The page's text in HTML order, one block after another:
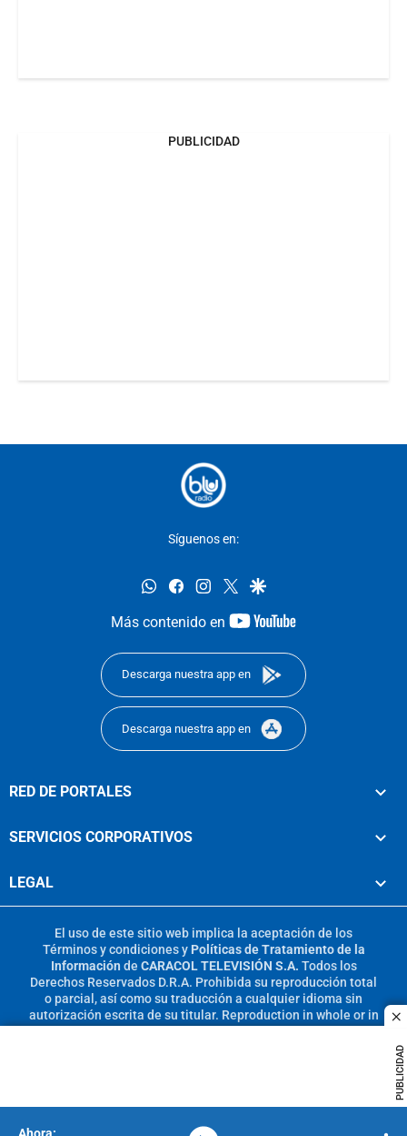
PUBLICIDAD
PUBLICIDAD
Síguenos en:
whatsappfacebookinstagram
twittergoogle
Más contenido en
youtube-
Descarga nuestra app en
Descarga nuestra app en
RED DE PORTALES
SERVICIOS CORPORATIVOS
LEGAL
El uso de este sitio web implica la aceptación de los
Términos y condicionesy Políticas de Tratamiento de la
Información de CARACOL TELEVISIÓN S.A. Todos los
Derechos Reservados D.R.A. Prohibida su reproducción total
o parcial, así como su traducción a cualquier idioma sin
autorización escrita de su titular. Reproduction in whole or in